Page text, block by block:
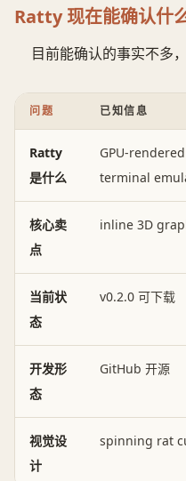
Ratty 现在能确认什
目前能确认的事实不多
问题 已知信息
Ratty
是什么
GPU-rendered
terminal
核心卖
点
inline 3D
当前状
态
v0.2.0 可下载
开发形
态
GitHub 开源
视觉设
计
spinning rat